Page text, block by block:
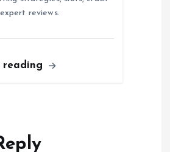
reviews.
reading